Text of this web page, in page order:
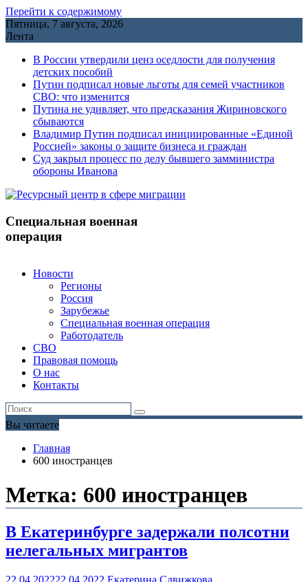
Перейти к содержимому
Пятница, 7 августа, 2026
Лента
В России утвердили ценз оседлости для получения
детских пособий
Путин подписал новые льготы для семей участников
СВО: что изменится
Путина не удивляет, что предсказания Жириновского
сбываются
Владимир Путин подписал инициированные «Единой
Россией» законы о защите бизнеса и граждан
Cуд закрыл процесс по делу бывшего замминистра
обороны Иванова
Специальная военная
операция
Новости
Регионы
Россия
Зарубежье
Специальная военная операция
Работодатель
СВО
Правовая помощь
О нас
Контакты
Вы читаете
Главная
600 иностранцев
Метка: 600 иностранцев
​В Екатеринбурге задержали полсотни
нелегальных мигрантов